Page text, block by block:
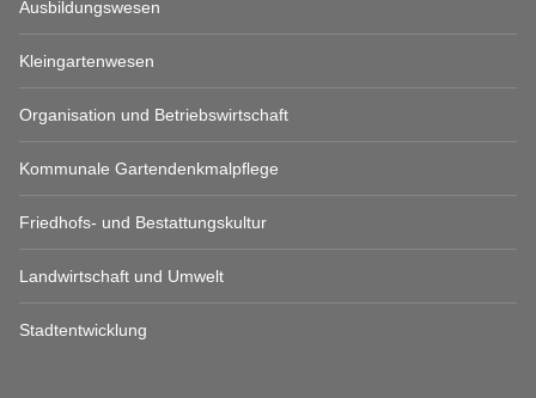
Ausbildungswesen
Kleingartenwesen
Organisation und Betriebswirtschaft
Kommunale Gartendenkmalpflege
Friedhofs- und Bestattungskultur
Landwirtschaft und Umwelt
Stadtentwicklung